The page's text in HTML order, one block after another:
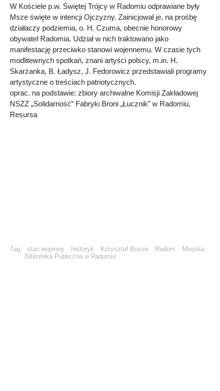
W Kościele p.w. Świętej Trójcy w Radomiu odprawiane były
Msze święte w intencji Ojczyzny. Zainicjował je, na prośbę
działaczy podziemia, o. H. Czuma, obecnie honorowy
obywatel Radomia. Udział w nich traktowano jako
manifestację przeciwko stanowi wojennemu. W czasie tych
modlitewnych spotkań, znani artyści polscy, m.in. H.
Skarżanka, B. Ładysz, J. Fedorowicz przedstawiali programy
artystyczne o treściach patriotycznych.
oprac. na podstawie: zbiory archiwalne Komisji Zakładowej
NSZZ „Solidarność” Fabryki Broni „Łucznik” w Radomiu,
Resursa
Tag: stan wojenny historyk Krzysztof Busse Radom
Miejska
Biblioteka Publiczna w Radomiu